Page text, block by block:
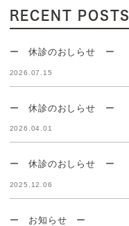
RECENT POSTS
ー 休診のおしらせ ー
2026.07.15
ー 休診のおしらせ ー
2026.04.01
ー 休診のおしらせ ー
2025.12.06
ー お知らせ ー